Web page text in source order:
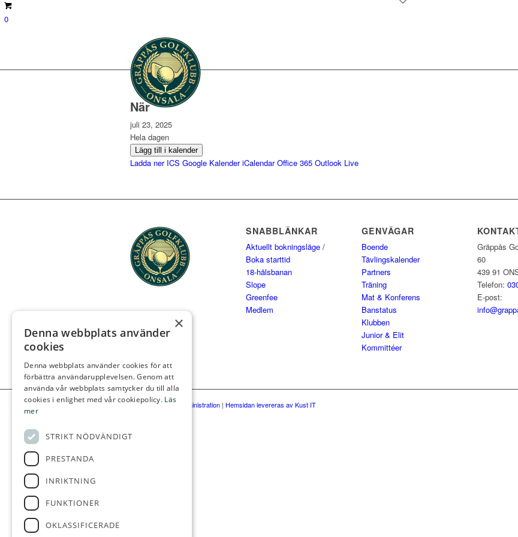
0
När
juli 23, 2025
Hela dagen
Lägg till i kalender
Ladda ner ICS Google Kalender iCalendar Office 365 Outlook Live
SNABBLÄNKAR
Aktuellt bokningsläge /
Boka starttid
18-hålsbanan
Slope
Greenfee
Medlem
GENVÄGAR
Boende
Tävlingskalender
Partners
Träning
Mat & Konferens
Banstatus
Klubben
Junior & Elit
Kommittéer
Gräppås
60
439 91
Telefon:
E-post:
© Gräppås GK| Administration | Hemsidan levereras av Kust IT
×
Denna webbplats använder
cookies
Denna webbplats använder cookies för att
förbättra användarupplevelsen. Genom att
använda vår webbplats samtycker du till alla
cookies i enlighet med vår cookiepolicy. Läs
mer
STRIKT NÖDVÄNDIGT
PRESTANDA
INRIKTNING
FUNKTIONER
OKLASSIFICERADE